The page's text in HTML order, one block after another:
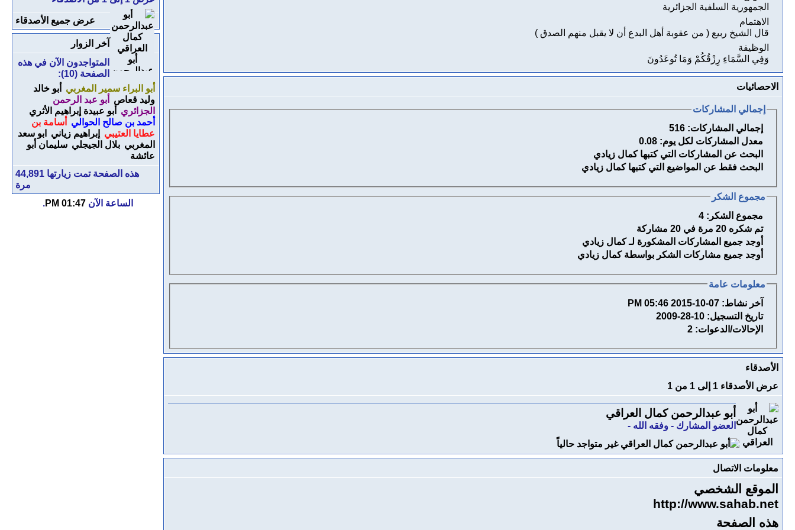
الجمهورية السلفية الجزائرية
الاهتمام
قال الشيخ ربيع ( من عقوبة أهل البدع أن لا يقبل منهم الصدق )
الوظيفة
وَفِي السَّمَاءِ رِزْقُكُمْ وَمَا تُوعَدُونَ
الاحصائيات
إجمالي المشاركات
إجمالي المشاركات:
معدل المشاركات لكل يوم:
البحث عن المشاركات التي كتبها كمال زيادي
البحث فقط عن المواضيع التي كتبها كمال زيادي
مجموع الشكر
مجموع الشكر:
تم شكره 20 مرة في 20 مشاركة
أوجد جميع المشاركات المشكورة لـ كمال زيادي
أوجد جميع مشاركات الشكر بواسطة كمال زيادي
معلومات عامة
آخر نشاط:
05:46 PM
تاريخ التسجيل:
الإحالات/الدعوات:
الأصدقاء
عرض الأصدقاء 1 إلى 1 من 1
أبو عبدالرحمن كمال العراقي
العضو المشارك - وفقه الله -
معلومات الاتصال
الموقع الشخصي
http://www.sahab.net
هذه الصفحة
أبو
عبدالرحمن
كمال
العراقي
عرض جميع الأصدقاء
آخر الزوار
المتواجدون الآن في هذه
الصفحة (10):
أبو البراء سمير المغربي
أبو خالد
وليد قعاص
أبو عبد الرحمن
الجزائري
أبو عبيدة إبراهيم الأثري
أحمد بن صالح الحوالي
أسامة بن
عطايا العتيبي
إبراهيم زياني
ابو سعد
المغربي بلال الجيجلي سليمان أبو
عائشة
هذه الصفحة تمت زيارتها 44,891
مرة
الساعة الآن01:47 PM
.